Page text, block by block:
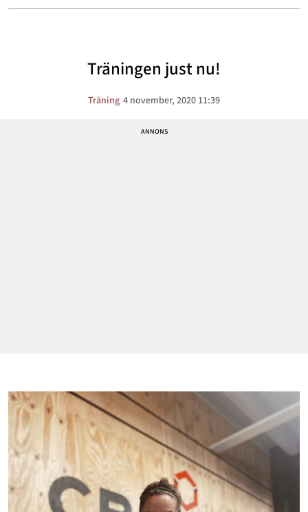
Träningen just nu!
Träning 4 november, 2020 11:39